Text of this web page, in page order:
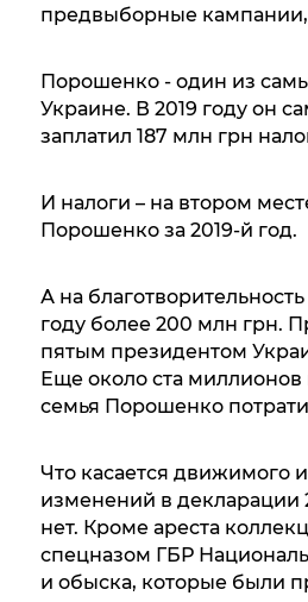
предвыборные кампании,
Порошенко - один из
Украине. В 2019 году он
заплатил 187 млн грн
И налоги – на втором
Порошенко за 2019-й год.
А на
году более 200 млн грн.
пятым президентом
Еще около ста
семья Порошенко
Что касается движимого
изменений в декларации
нет. Кроме ареста
спецназом ГБР
и обыска, которые были